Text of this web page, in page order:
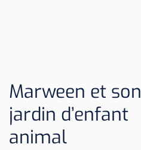
Marween et son
jardin d’enfant
animal